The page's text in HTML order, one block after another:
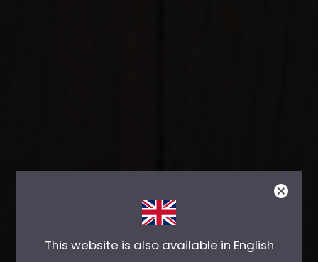
This website is also available in English